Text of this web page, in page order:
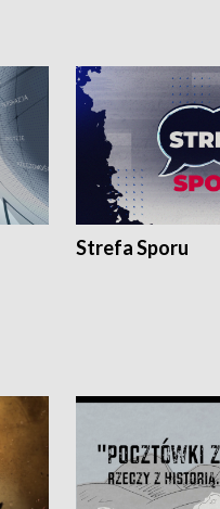
Strefa Sporu